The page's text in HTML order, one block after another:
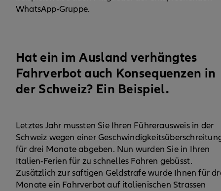
WhatsApp-Gruppe.
Hat ein im Ausland verhängtes
Fahrverbot auch Konsequenzen in
der Schweiz? Ein Beispiel.
Letztes Jahr mussten Sie Ihren Führerausweis in der
Schweiz wegen einer
für drei Monate abgeben. Nun wurden Sie in Ihren
Italien-Ferien für zu schnelles Fahren gebüsst.
Zusätzlich zur saftigen Geldstrafe wurde Ihnen für
Monate ein Fahrverbot auf italienischen Strassen